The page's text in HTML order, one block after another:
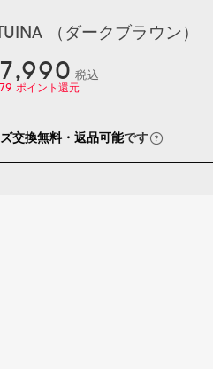
（ダークブラウン）
税込
79 ポイント還元
交換無料・返品可能です